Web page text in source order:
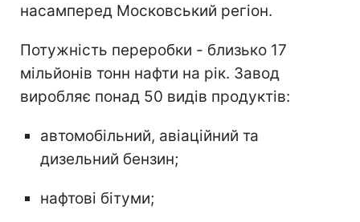
насамперед Московський регіон.
Потужність переробки - близько 17
мільйонів тонн нафти на рік. Завод
виробляє понад 50 видів продуктів:
автомобільний, авіаційний та
дизельний бензин;
нафтові бітуми;